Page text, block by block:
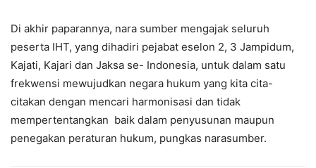
Di akhir paparannya, nara sumber mengajak seluruh
peserta IHT, yang dihadiri pejabat eselon 2, 3 Jampidum,
Kajati, Kajari dan Jaksa se- Indonesia, untuk dalam satu
frekwensi mewujudkan negara hukum yang kita cita-
citakan dengan mencari harmonisasi dan tidak
mempertentangkan baik dalam penyusunan maupun
penegakan peraturan hukum, pungkas narasumber.